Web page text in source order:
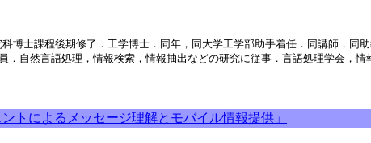
博士課程後期修了．工学博士．同年，同大学工学部助手着任．同講師，同
．自然言語処理，情報検索，情報抽出などの研究に従事．言語処理学会，
トによるメッセージ理解とモバイル情報提供」